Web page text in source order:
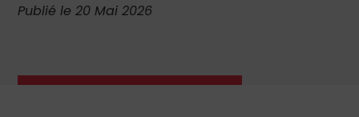
Publié le 20 Mai 2026